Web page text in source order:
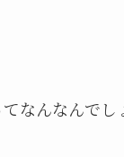
なんなんでし